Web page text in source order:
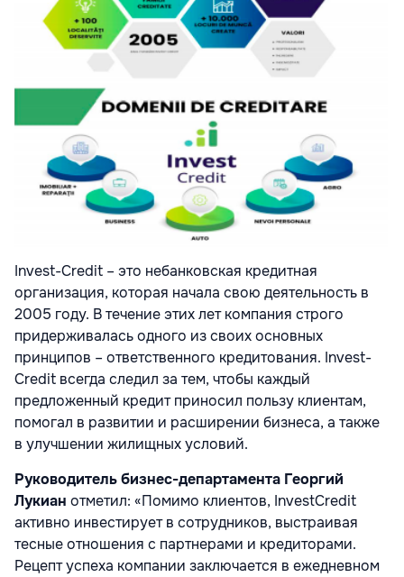
Invest-Credit – это небанковская кредитная
организация, которая начала свою деятельность в
2005 году. В течение этих лет компания строго
придерживалась одного из своих основных
принципов – ответственного кредитования. Invest-
Credit всегда следил за тем, чтобы каждый
предложенный кредит приносил пользу клиентам,
помогал в развитии и расширении бизнеса, а также
в улучшении жилищных условий.
Руководитель бизнес-департамента Георгий
Лукиан отметил: «Помимо клиентов, InvestCredit
активно инвестирует в сотрудников, выстраивая
тесные отношения с партнерами и кредиторами.
Рецепт успеха компании заключается в ежедневном